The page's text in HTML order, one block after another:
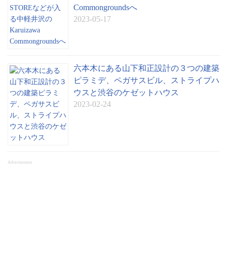
Commongroundsへ
2023-05-17
六本木にある山下和正設計の３つの建築
ピラミデ、ペガサスビル、ストライプハ
ウスと渋谷のケゼットハウス
2023-02-24
Advertisement